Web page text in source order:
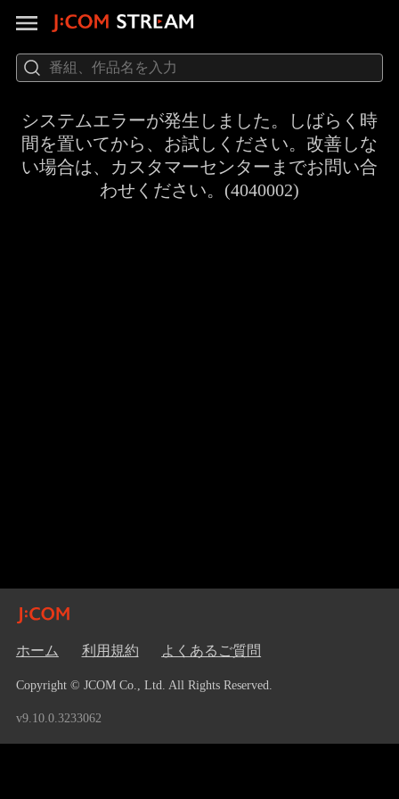
システムエラーが発生しました。しばらく時
間を置いてから、お試しください。改善しな
い場合は、カスタマーセンターまでお問い合
わせください。(4040002)
ホーム 利用規約 よくあるご質問
Copyright © JCOM Co., Ltd. All Rights Reserved.
v9.10.0.3233062